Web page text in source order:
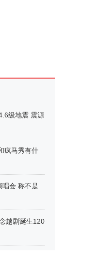
级地震 震源
疯马秀有什
唱会 称不是
越剧诞生120